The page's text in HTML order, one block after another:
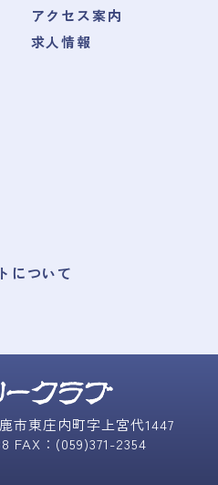
アクセス案内
求人情報
について
市東庄内町字上宮代1447
FAX：(059)371-2354